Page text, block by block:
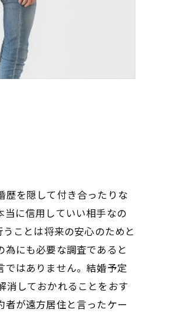
歴を隠して付き合ったりな
当に信用していい相手なの
ことは将来の安心のためと
にも必要な調査であると
ではありません。結婚予定
消しておかれることをおす
者が遠方居住と言ったケー